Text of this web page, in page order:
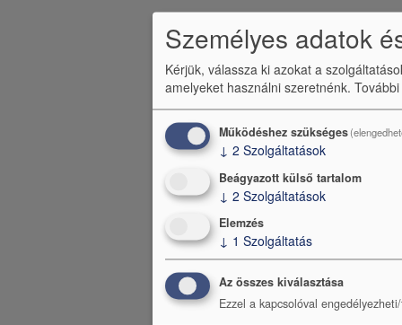
Személyes adatok
Kérjük, válassza ki azokat a
amelyeket használni szeretnénk.
Működéshez szükséges
↓ 2 Szolgáltatások
Beágyazott külső tartalom
↓ 2 Szolgáltatások
Elemzés
↓ 1 Szolgáltatás
Az összes kiválasztása
Ezzel a kapcsolóval